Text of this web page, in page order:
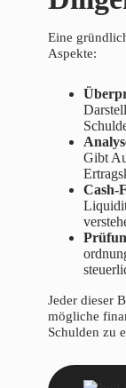
Eine
Aspekte:
Gibt
Cash-
Jeder dieser
mögliche
Schulden zu